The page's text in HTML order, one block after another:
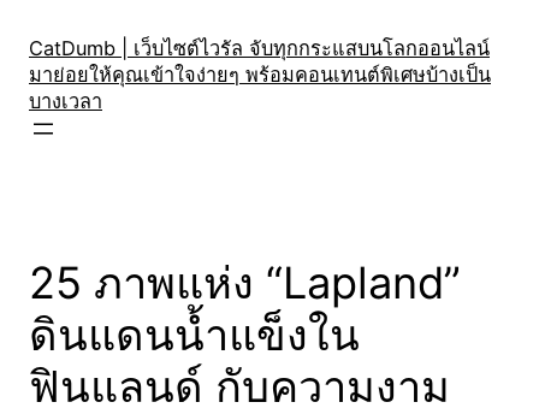
content
CatDumb | เว็บไซต์ไวรัล จับทุกกระแสบนโลกออนไลน์
มาย่อยให้คุณเข้าใจง่ายๆ พร้อมคอนเทนต์พิเศษบ้างเป็น
บางเวลา
25 ภาพแห่ง “Lapland”
ดินแดนน้ำแข็งใน
ฟินแลนด์ กับความงาม